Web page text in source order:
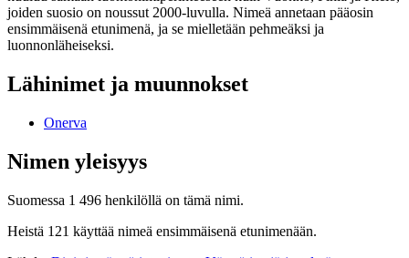
joiden suosio on noussut 2000-luvulla. Nimeä annetaan pääosin
ensimmäisenä etunimenä, ja se mielletään pehmeäksi ja
luonnonläheiseksi.
Lähinimet ja muunnokset
Onerva
Nimen yleisyys
Suomessa 1 496 henkilöllä on tämä nimi.
Heistä 121 käyttää nimeä ensimmäisenä etunimenään.